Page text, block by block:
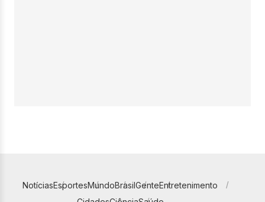
NotíciasEsportesMundoBrasilGenteEntretenimento